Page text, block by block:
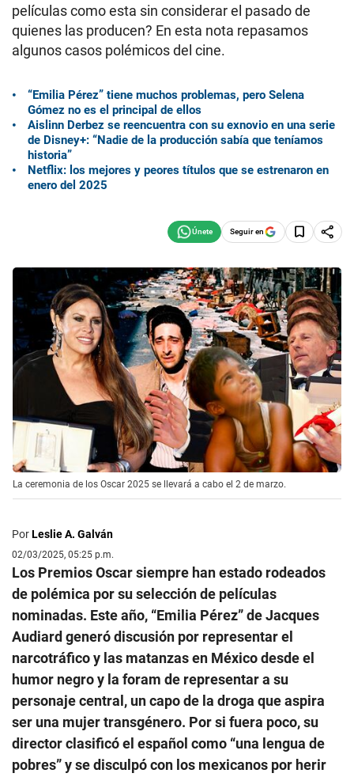
películas como esta sin considerar el pasado de
quienes las producen? En esta nota repasamos
algunos casos polémicos del cine.
“Emilia Pérez” tiene muchos problemas, pero Selena
Gómez no es el principal de ellos
Aislinn Derbez se reencuentra con su exnovio en una serie
de Disney+: “Nadie de la producción sabía que teníamos
historia”
Netflix: los mejores y peores títulos que se estrenaron en
enero del 2025
Seguir en
La ceremonia de los Oscar 2025 se llevará a cabo el 2 de marzo.
PorLeslie A. Galván
02/03/2025, 05:25 p.m.
Los Premios Oscar siempre han estado rodeados
de polémica por su selección de películas
nominadas. Este año, “Emilia Pérez” de Jacques
Audiard generó discusión por representar el
narcotráfico y las matanzas en México desde el
humor negro y la foram de representar a su
personaje central, un capo de la droga que aspira
ser una mujer transgénero. Por si fuera poco, su
director clasificó el español como “una lengua de
pobres” y se disculpó con los mexicanos por herir